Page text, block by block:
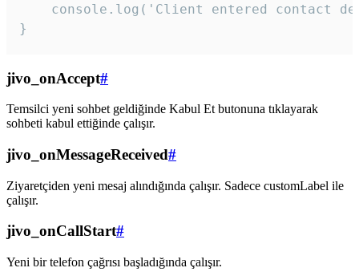
console.log('Client entered contact
}
jivo_onAccept#
Temsilci yeni sohbet geldiğinde Kabul Et butonuna tıklayarak
sohbeti kabul ettiğinde çalışır.
jivo_onMessageReceived#
Ziyaretçiden yeni mesaj alındığında çalışır. Sadece customLabel ile
çalışır.
jivo_onCallStart#
Yeni bir telefon çağrısı başladığında çalışır.